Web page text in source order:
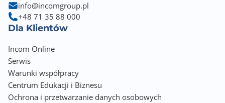
info@incomgroup.pl
+48 71 35 88 000
Dla Klientów
Incom Online
Serwis
Warunki współpracy
Centrum Edukacji i Biznesu
Ochrona i przetwarzanie danych osobowych